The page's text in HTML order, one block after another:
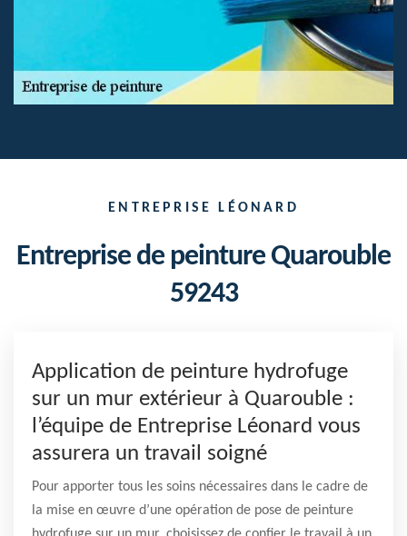
ENTREPRISE LÉONARD
Entreprise de peinture Quarouble
59243
Application de peinture hydrofuge
sur un mur extérieur à Quarouble :
l’équipe de Entreprise Léonard vous
assurera un travail soigné
Pour apporter tous les soins nécessaires dans le cadre de
la mise en œuvre d’une opération de pose de peinture